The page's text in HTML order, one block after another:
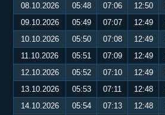
08.10.2026
05:48 07:06 12:50
09.10.2026
05:49 07:07 12:49
10.10.2026
05:50 07:08 12:49
11.10.2026
05:51 07:09 12:49
12.10.2026
05:52 07:10 12:49
13.10.2026
05:53 07:11 12:48
14.10.2026
05:54 07:13 12:48